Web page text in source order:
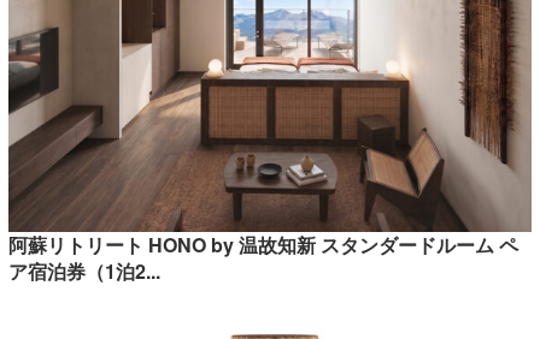
阿蘇リトリート HONO by 温故知新 スタンダードルーム ペ
ア宿泊券（1泊2...